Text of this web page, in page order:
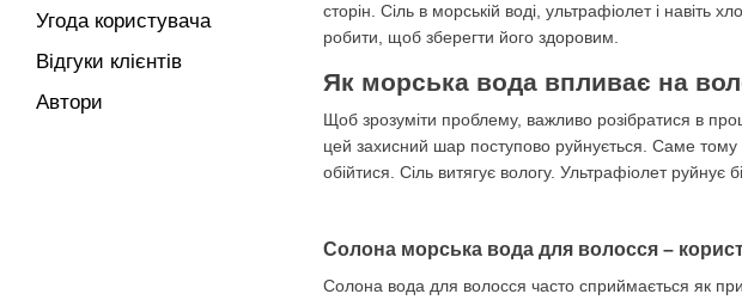
сторін. Сіль в морській воді, ультрафіолет і
робити, щоб зберегти його здоровим.
Як морська вода впливає на
Щоб зрозуміти проблему, важливо розібратися в
цей захисний шар поступово руйнується. Саме
обійтися. Сіль витягує вологу. Ультрафіолет
Солона морська вода для волосся –
Солона вода для волосся часто сприймається як
Угода користувача
Відгуки клієнтів
Автори